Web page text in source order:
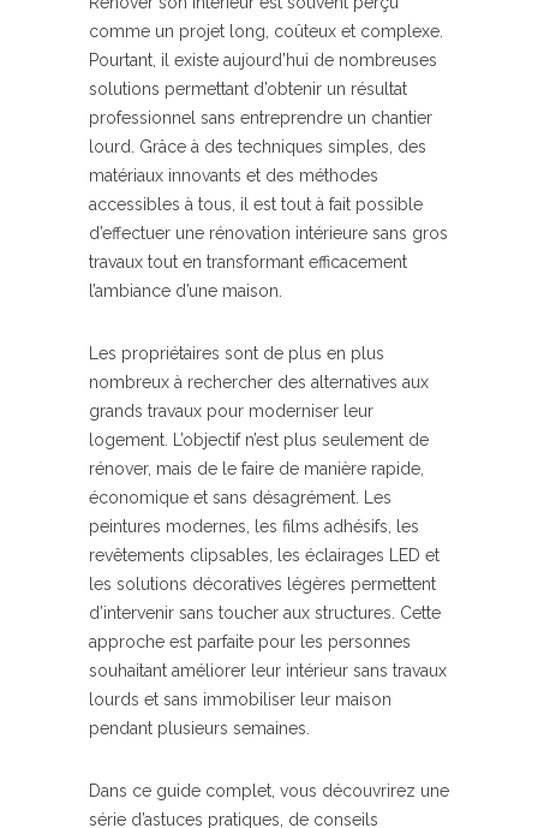
comme un projet long, coûteux et complexe.
Pourtant, il existe aujourd’hui de nombreuses
solutions permettant d’obtenir un résultat
professionnel sans entreprendre un chantier
lourd. Grâce à des techniques simples, des
matériaux innovants et des méthodes
accessibles à tous, il est tout à fait possible
d’effectuer une rénovation intérieure sans gros
travaux tout en transformant efficacement
l’ambiance d’une maison.
Les propriétaires sont de plus en plus
nombreux à rechercher des alternatives aux
grands travaux pour moderniser leur
logement. L’objectif n’est plus seulement de
rénover, mais de le faire de manière rapide,
économique et sans désagrément. Les
peintures modernes, les films adhésifs, les
revêtements clipsables, les éclairages LED et
les solutions décoratives légères permettent
d’intervenir sans toucher aux structures. Cette
approche est parfaite pour les personnes
souhaitant améliorer leur intérieur sans travaux
lourds et sans immobiliser leur maison
pendant plusieurs semaines.
Dans ce guide complet, vous découvrirez une
série d’astuces pratiques, de conseils